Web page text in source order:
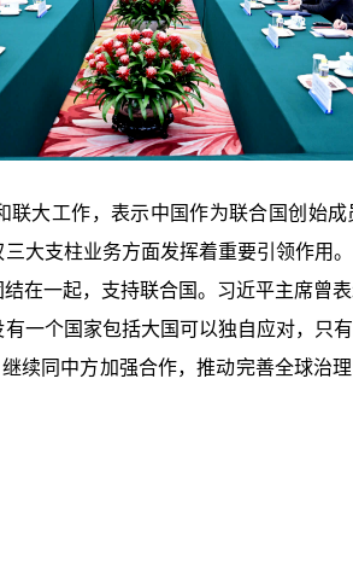
联大工作，表示中国作为联合国创始
大支柱业务方面发挥着重要引领作用
在一起，支持联合国。习近平主席曾
一个国家包括大国可以独自应对，只
续同中方加强合作，推动完善全球治